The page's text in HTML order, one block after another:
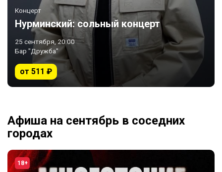
Концерт
Нурминский: сольный концерт
25 сентября, 20:00
Бар "Дружба"
от 511 ₽
Афиша на сентябрь в соседних
городах
18+